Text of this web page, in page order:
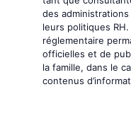
des
leurs politiques
réglementaire
officielles et de
la famille, dans le
contenus